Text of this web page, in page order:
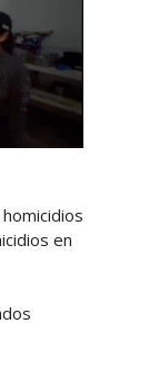
en